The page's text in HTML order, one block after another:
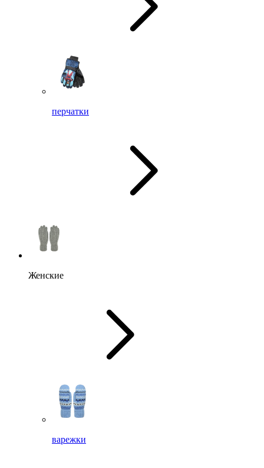
перчатки
Женские
варежки